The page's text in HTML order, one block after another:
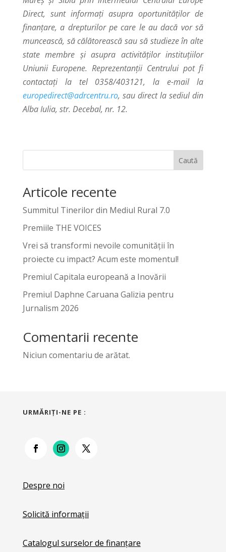
Direct, sunt informaţi asupra oportunităților de
finanțare, a drepturilor pe care le au dacă vor să
muncească, să călătorească sau să studieze în alte
state membre și asupra activităților instituțiilor
Uniunii Europene. Reprezentanții Centrului pot fi
contactaţi la tel 0358/403121, la e-mail la
europedirect@adrcentru.ro, sau direct la sediul din
Alba Iulia, str. Decebal, nr. 12.
Caută
Articole recente
Summitul Tinerilor din Mediul Rural 7.0
Premiile THE VOICES
Vrei să transformi nevoile comunității în
proiecte cu impact? Acum este momentul!
Premiul Capitala europeană a Inovării
Premiul Daphne Caruana Galizia pentru
Jurnalism 2026
Comentarii recente
Niciun comentariu de arătat.
URMĂRIŢI-NE PE :
Despre noi
Solicită informații
Catalogul surselor de finanțare